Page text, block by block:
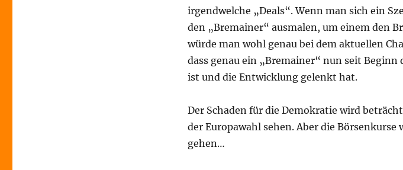
irgendwelche „Deals“. Wenn man sich ein
den „Bremainer“ ausmalen, um einem den
würde man wohl genau bei dem aktuellen
dass genau ein „Bremainer“ nun seit Beginn
ist und die Entwicklung gelenkt hat.
Der Schaden für die Demokratie wird
der Europawahl sehen. Aber die Börsenkurse
gehen…